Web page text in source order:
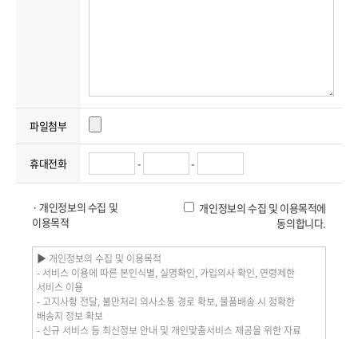
파일첨부
휴대전화 - -
· 개인정보의 수집 및
이용목적
개인정보의 수집 및 이용목적에
동의합니다.